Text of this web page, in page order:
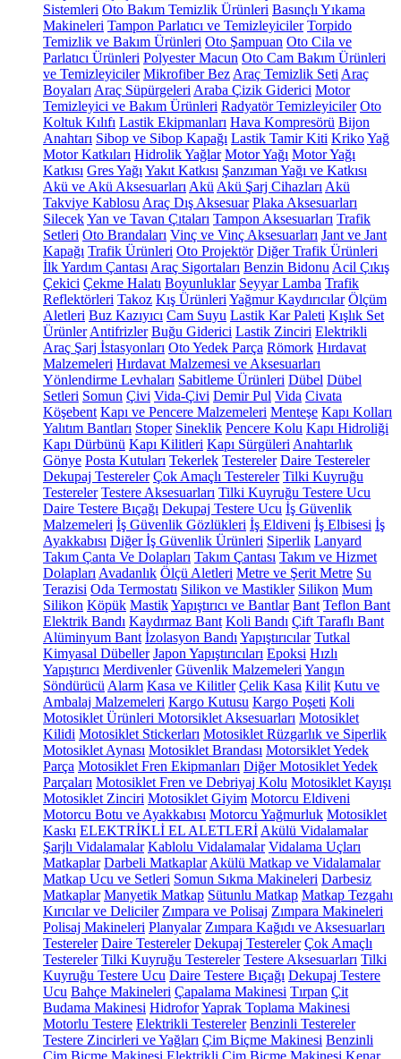
Sistemleri Oto Bakım Temizlik Ürünleri Basınçlı Yıkama
Makineleri Tampon Parlatıcı ve Temizleyiciler Torpido
Temizlik ve Bakım Ürünleri Oto Şampuan Oto Cila ve
Parlatıcı Ürünleri Polyester Macun Oto Cam Bakım Ürünleri
ve Temizleyiciler Mikrofiber Bez Araç Temizlik Seti Araç
Boyaları Araç Süpürgeleri Araba Çizik Giderici Motor
Temizleyici ve Bakım Ürünleri Radyatör Temizleyiciler Oto
Koltuk Kılıfı Lastik Ekipmanları Hava Kompresörü Bijon
Anahtarı Sibop ve Sibop Kapağı Lastik Tamir Kiti KrikoYağ
Motor Katkıları Hidrolik Yağlar Motor Yağı Motor Yağı
Katkısı Gres Yağı Yakıt Katkısı Şanzıman Yağı ve Katkısı
Akü ve Akü Aksesuarları Akü Akü Şarj Cihazları Akü
Takviye Kablosu Araç Dış Aksesuar Plaka Aksesuarları
SilecekYan ve Tavan Çıtaları Tampon Aksesuarları Trafik
Setleri Oto Brandaları Vinç ve Vinç Aksesuarları Jant ve Jant
Kapağı Trafik Ürünleri Oto Projektör Diğer Trafik Ürünleri
İlk Yardım Çantası Araç Sigortaları Benzin Bidonu Acil Çıkış
Çekici Çekme Halatı Boyunluklar Seyyar Lamba Trafik
Reflektörleri Takoz Kış Ürünleri Yağmur Kaydırıcılar Ölçüm
Aletleri Buz Kazıyıcı Cam Suyu Lastik Kar Paleti Kışlık Set
Ürünler Antifrizler Buğu Giderici Lastik Zinciri Elektrikli
Araç Şarj İstasyonları Oto Yedek Parça Römork Hırdavat
Malzemeleri Hırdavat Malzemesi ve Aksesuarları
Yönlendirme Levhaları Sabitleme Ürünleri Dübel Dübel
Setleri Somun Çivi Vida-Çivi Demir Pul Vida Civata
Köşebent Kapı ve Pencere Malzemeleri Menteşe Kapı Kolları
Yalıtım Bantları Stoper Sineklik Pencere Kolu Kapı Hidroliği
Kapı Dürbünü Kapı Kilitleri Kapı Sürgüleri Anahtarlık
Gönye Posta Kutuları Tekerlek Testereler Daire Testereler
Dekupaj Testereler Çok Amaçlı Testereler Tilki Kuyruğu
Testereler Testere Aksesuarları Tilki Kuyruğu Testere Ucu
Daire Testere Bıçağı Dekupaj Testere Ucu İş Güvenlik
Malzemeleri İş Güvenlik Gözlükleri İş Eldiveni İş Elbisesi İş
Ayakkabısı Diğer İş Güvenlik Ürünleri Siperlik Lanyard
Takım Çanta Ve Dolapları Takım Çantası Takım ve Hizmet
Dolapları Avadanlık Ölçü Aletleri Metre ve Şerit Metre Su
Terazisi Oda Termostatı Silikon ve Mastikler Silikon Mum
Silikon Köpük MastikYapıştırıcı ve Bantlar Bant Teflon Bant
Elektrik Bandı Kaydırmaz Bant Koli Bandı Çift Taraflı Bant
Alüminyum Bant İzolasyon Bandı Yapıştırıcılar Tutkal
Kimyasal Dübeller Japon Yapıştırıcıları Epoksi Hızlı
Yapıştırıcı Merdivenler Güvenlik Malzemeleri Yangın
Söndürücü Alarm Kasa ve Kilitler Çelik Kasa Kilit Kutu ve
Ambalaj Malzemeleri Kargo Kutusu Kargo Poşeti Koli
Motosiklet Ürünleri Motorsiklet Aksesuarları Motosiklet
Kilidi Motosiklet Stickerları Motosiklet Rüzgarlık ve Siperlik
Motosiklet Aynası Motosiklet Brandası Motorsiklet Yedek
Parça Motosiklet Fren Ekipmanları Diğer Motosiklet Yedek
Parçaları Motosiklet Fren ve Debriyaj Kolu Motosiklet Kayışı
Motosiklet Zinciri Motosiklet Giyim Motorcu Eldiveni
Motorcu Botu ve Ayakkabısı Motorcu Yağmurluk Motosiklet
Kaskı ELEKTRİKLİ EL ALETLERİ Akülü Vidalamalar
Şarjlı Vidalamalar Kablolu Vidalamalar Vidalama Uçları
Matkaplar Darbeli Matkaplar Akülü Matkap ve Vidalamalar
Matkap Ucu ve Setleri Somun Sıkma Makineleri Darbesiz
Matkaplar Manyetik Matkap Sütunlu Matkap Matkap Tezgahı
Kırıcılar ve Deliciler Zımpara ve Polisaj Zımpara Makineleri
Polisaj Makineleri Planyalar Zımpara Kağıdı ve Aksesuarları
Testereler Daire Testereler Dekupaj Testereler Çok Amaçlı
Testereler Tilki Kuyruğu Testereler Testere Aksesuarları Tilki
Kuyruğu Testere Ucu Daire Testere Bıçağı Dekupaj Testere
Ucu Bahçe Makineleri Çapalama Makinesi Tırpan Çit
Budama Makinesi HidroforYaprak Toplama Makinesi
Motorlu Testere Elektrikli Testereler Benzinli Testereler
Testere Zincirleri ve Yağları Çim Biçme Makinesi Benzinli
Çim Biçme Makinesi Elektrikli Çim Biçme Makinesi Kenar